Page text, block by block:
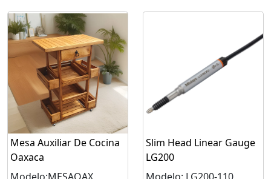
Mesa Auxiliar De Cocina
Oaxaca
Slim Head Linear Gauge
LG200